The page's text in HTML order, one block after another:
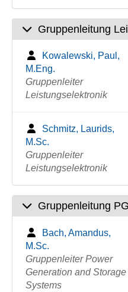
Gruppenleitung
Kowalewski, Paul,
M.Eng.
Gruppenleiter
Leistungselektronik
Schmitz, Laurids,
M.Sc.
Gruppenleiter
Leistungselektronik
Gruppenleitung
Bach, Amandus,
M.Sc.
Gruppenleiter Power
Generation and Storage
Systems